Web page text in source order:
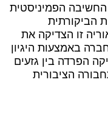
הפמיניסטית
הביקורתית
זו הצדיקה את
באמצעות היגיון
הפרדה בין גזעים
הציבורית